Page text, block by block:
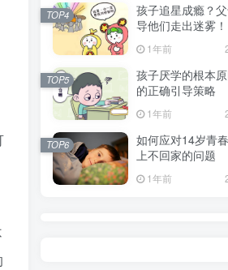
孩子追星成瘾？
导他们走出迷雾！
1年前
TOP4
孩子厌学的根本
的正确引导策略
1年前
TOP5
如何应对14岁青
上不回家的问题
1年前
TOP6